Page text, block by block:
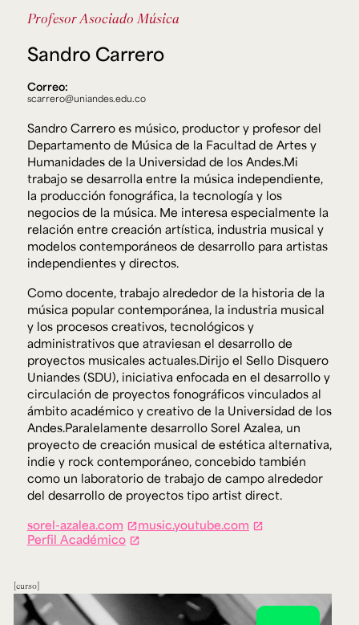
Universidad de los Andes | Vigilada Mineducación.
Reconocimiento como universidad: Decreto 1297 del 30
de mayo de 1964. Reconocimiento de personería jurídica:
Resolución 28 del 23 de febrero de 1949, Minjusticia.
Acreditación institucional de alta calidad, 10 años:
Resolución 000194 del 16 de enero del 2025.
Posgrados
Sandro Carrero
Profesor Asociado Música
Correo:
scarrero@uniandes.edu.co
Sandro Carrero es músico, productor y profesor del
Departamento de Música de la Facultad de Artes y
Humanidades de la Universidad de los Andes.Mi
trabajo se desarrolla entre la música independiente,
la producción fonográfica, la tecnología y los
negocios de la música. Me interesa especialmente la
relación entre creación artística, industria musical y
modelos contemporáneos de desarrollo para artistas
independientes y directos.
Como docente, trabajo alrededor de la historia de la
música popular contemporánea, la industria musical
y los procesos creativos, tecnológicos y
administrativos que atraviesan el desarrollo de
proyectos musicales actuales.Dirijo el Sello Disquero
Uniandes (SDU), iniciativa enfocada en el desarrollo y
circulación de proyectos fonográficos vinculados al
ámbito académico y creativo de la Universidad de los
Andes.Paralelamente desarrollo Sorel Azalea, un
proyecto de creación musical de estética alternativa,
indie y rock contemporáneo, concebido también
como un laboratorio de trabajo de campo alrededor
del desarrollo de proyectos tipo artist direct.
sorel-azalea.com
music.youtube.com
Perfil Académico
curso